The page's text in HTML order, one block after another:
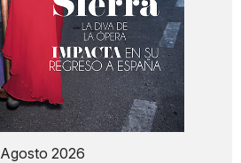
Agosto 2026